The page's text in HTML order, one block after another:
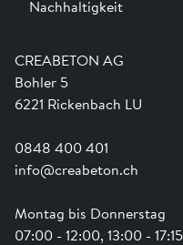
CREABETON AG
Bohler 5
6221 Rickenbach LU
0848 400 401
info@creabeton.ch
Montag bis Donnerstag
07:00 - 12:00, 13:00 - 17:15
Team
Ausbildung
Dienstleistungen
Shop Hilfe
Newsletter
Nachhaltigkeit
Engagement
Swissness
Schwammstadt